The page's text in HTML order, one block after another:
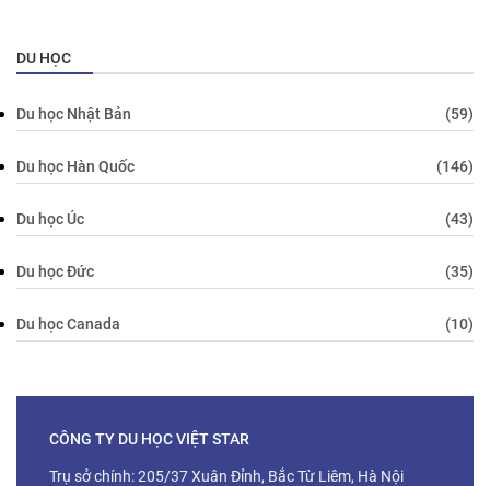
DU HỌC
Du học Nhật Bản (59)
Du học Hàn Quốc (146)
Du học Úc (43)
Du học Đức (35)
Du học Canada (10)
CÔNG TY DU HỌC VIỆT STAR
Trụ sở chính: 205/37 Xuân Đỉnh, Bắc Từ Liêm, Hà Nội